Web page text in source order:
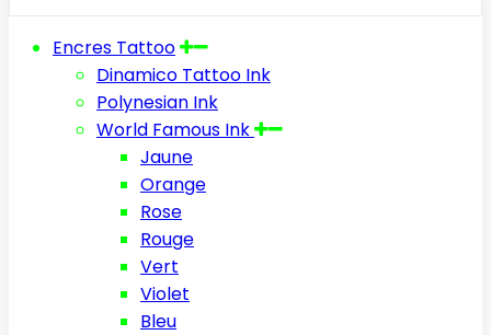
Encres Tattoo
Dinamico Tattoo Ink
Polynesian Ink
World Famous Ink
Jaune
Orange
Rose
Rouge
Vert
Violet
Bleu